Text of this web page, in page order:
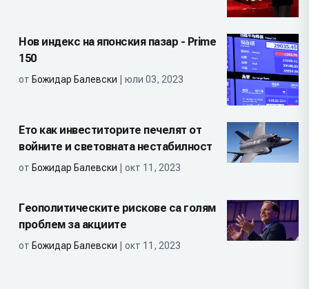
Нов индекс на японския пазар - Prime
150
от Божидар Балевски | юли 03, 2023
Ето как инвеститорите печелят от
войните и световната нестабилност
от Божидар Балевски | окт 11, 2023
Геополитическите рискове са голям
проблем за акциите
от Божидар Балевски | окт 11, 2023